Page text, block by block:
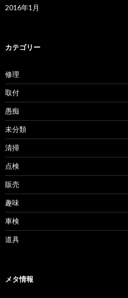
2016年1月
カテゴリー
修理
取付
愚痴
未分類
清掃
点検
販売
趣味
車検
道具
メタ情報